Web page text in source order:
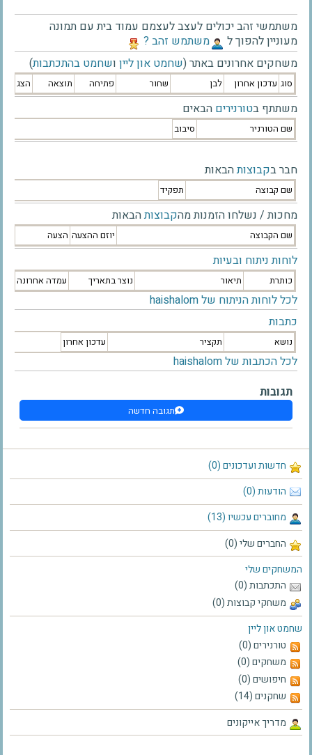
חדשות ועדכונים (0)
הודעות (0)
מחוברים עכשיו (13)
החברים שלי (0)
המשחקים שלי
התכתבות (0)
משחקי קבוצות (0)
שחמט און ליין
טורנירים (0)
משחקים (0)
חיפושים (0)
שחקנים (14)
מדריך אייקונים
משתמשי זהב יכולים לעצב לעצמם עמוד בית עם תמונה
מעוניין להפוך ל
‫משתמש זהב ?‬
משחקים אחרונים באתר (שחמט און ליין ושחמט בהתכתבות)
סוג עדכון אחרון לבן שחור פתיחה תוצאה הצג
משתתף בטורנירים הבאים
שם הטורניר סיבוב
חבר בקבוצותהבאות
שם קבוצה תפקיד
מחכות / נשלחו הזמנות מהקבוצותהבאות
שם הקבוצה יוזם ההצעה הצעה
לוחות ניתוח ובעיות
כותרת תיאור נוצר בתאריך עמדה אחרונה
לכל לוחות הניתוח של haishalom
כתבות
נושא תקציר עדכון אחרון
לכל הכתבות של haishalom
תגובות
תגובה חדשה